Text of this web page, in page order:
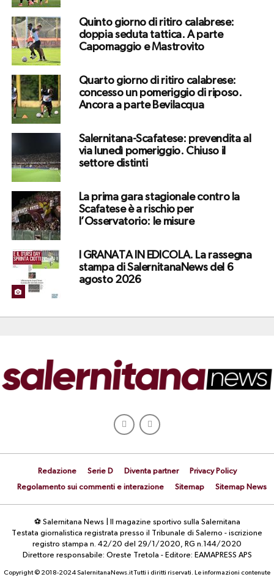
Quinto giorno di ritiro calabrese:
doppia seduta tattica. A parte
Capomaggio e Mastrovito
Quarto giorno di ritiro calabrese:
concesso un pomeriggio di riposo.
Ancora a parte Bevilacqua
Salernitana-Scafatese: prevendita al
via lunedì pomeriggio. Chiuso il
settore distinti
La prima gara stagionale contro la
Scafatese è a rischio per
l’Osservatorio: le misure
I GRANATA IN EDICOLA. La rassegna
stampa di SalernitanaNews del 6
agosto 2026
Redazione Serie D Diventa partner
Privacy Policy
Regolamento sui commenti e interazione
Sitemap Sitemap News
⚽ Salernitana News | Il magazine sportivo sulla Salernitana
Testata giornalistica registrata presso il Tribunale di Salerno - iscrizione
registro stampa n. 42/20 del 29/1/2020, RG n.144/2020
Direttore responsabile: Oreste Tretola - Editore: EAMAPRESS APS
Copyright © 2018-2024 SalernitanaNews.it Tutti i diritti riservati. Le informazioni contenute